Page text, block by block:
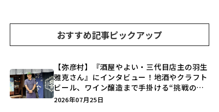
おすすめ記事ピックアップ
【弥彦村】『酒屋やよい・三代目店主の羽生
雅克さん』にインタビュー！地酒やクラフト
ビール、ワイン醸造まで手掛ける“挑戦の歴
史”に迫る♪
2026年07月25日